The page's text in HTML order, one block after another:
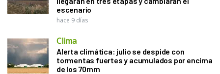
escenario
hace 9 días
Clima
Alerta climática: julio se despide con
tormentas fuertes y acumulados por encima
de los 70mm